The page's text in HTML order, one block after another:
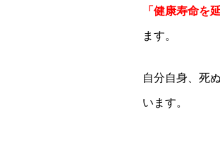
「健康寿命を
ます。
自分自身、死
います。